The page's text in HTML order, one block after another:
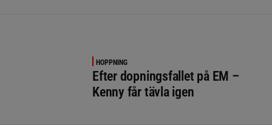
HOPPNING
Efter dopningsfallet på EM –
Kenny får tävla igen